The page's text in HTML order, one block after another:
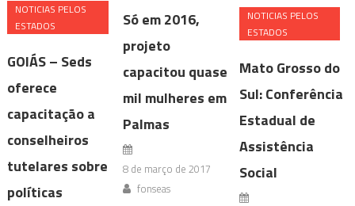
NOTICIAS PELOS
ESTADOS
GOIÁS – Seds
oferece
capacitação a
conselheiros
tutelares sobre
políticas
Só em 2016,
projeto
capacitou quase
mil mulheres em
Palmas
8 de março de 2017
fonseas
NOTICIAS PELOS
ESTADOS
Mato Grosso do
Sul: Conferência
Estadual de
Assistência
Social